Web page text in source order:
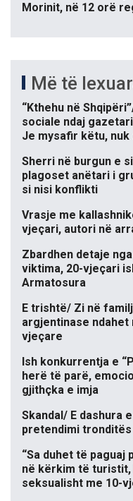
Morinit, në 12 orë
Më të
“Kthehu në
sociale ndaj
Je mysafir këtu,
Sherri në burgun e
plagoset anëtari i
si nisi konflikti
Vrasje me
vjeçari, autori në
Zbardhen detaje
viktima, 20-vjeçari
Armatosura
E trishtë/ Zi në
argjentinase ndahet
vjeçare
Ish konkurrentja e
herë të parë,
gjithçka e imja
Skandal/ E dashura
pretendimi tronditës
“Sa duhet të
në kërkim të
seksualisht me 10-